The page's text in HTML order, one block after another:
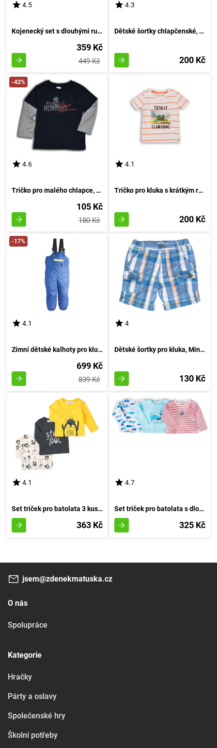
4.5
Kojenecký set s dlouhými rukávy, Pidilidi, PD1003, pro dívku - velikost 68/74 | 6-9 měsíců
359 Kč
449 Kč
4.3
Dětské šortky chlapčenské, Minoti, DESERT 2, zelené - velikost 92/98 | pro věk 2-3 let
200 Kč
-42%
4.6
Tričko pro malého chlapce, s dlouhými rukávy, od značky Wendee, v tmavě modrém provedení - velikost 98 | Věk 3 roky
105 Kč
180 Kč
4.1
Tričko pro kluka s krátkým rukávem, značky Minoti, model Crab 1, bílé barvy - velikost 92/98 | pro věk 2-3 let
200 Kč
-17%
4.1
Zimní dětské kalhoty pro kluky, Pidilidi, PD1083-04, azurová - velikost 98 | 3 roky
699 Kč
839 Kč
4
Dětské šortky pro kluka, Minoti, pug 5, velikost 92/98 | 2-3 roky
130 Kč
4.1
Set triček pro batolata 3 kusy, Minoti, Objetí 8, chlapec - 74/80 | 9-12 měsíců
363 Kč
4.7
Set triček pro batolata s dlouhými rukávy 3ks, Minoti, Ship 8, chlapec - 74/80 | 9-12m
325 Kč
jsem@zdenekmatuska.cz
O nás
Spolupráce
Kategorie
Hračky
Párty a oslavy
Společenské hry
Školní potřeby